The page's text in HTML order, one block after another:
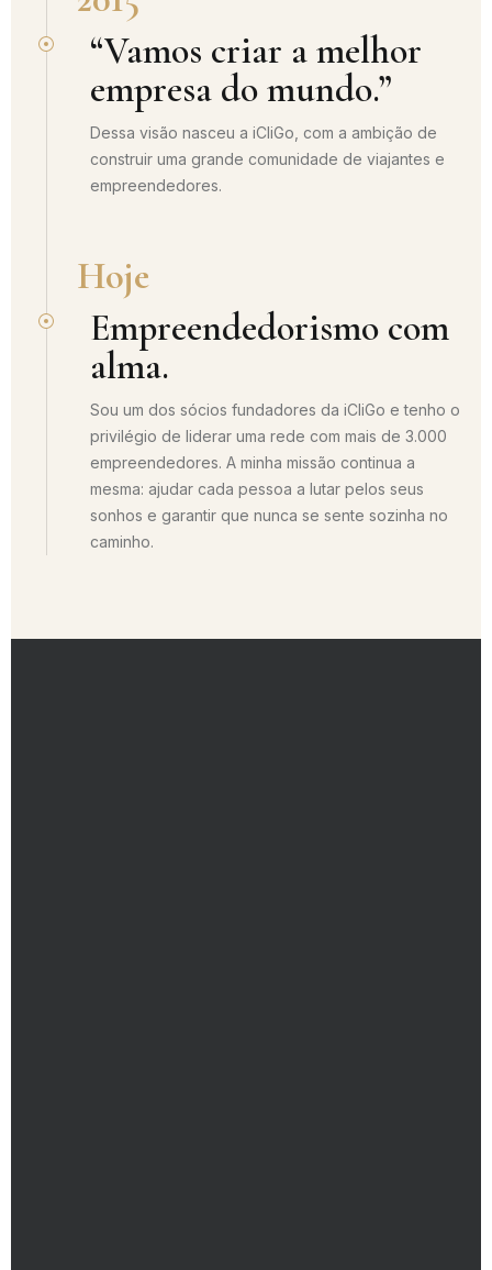
“Vamos criar a melhor
empresa do mundo.”
Dessa visão nasceu a iCliGo, com a ambição de
construir uma grande comunidade de viajantes e
empreendedores.
Hoje
Empreendedorismo com
alma.
Sou um dos sócios fundadores da iCliGo e tenho o
privilégio de liderar uma rede com mais de 3.000
empreendedores. A minha missão continua a
mesma: ajudar cada pessoa a lutar pelos seus
sonhos e garantir que nunca se sente sozinha no
caminho.